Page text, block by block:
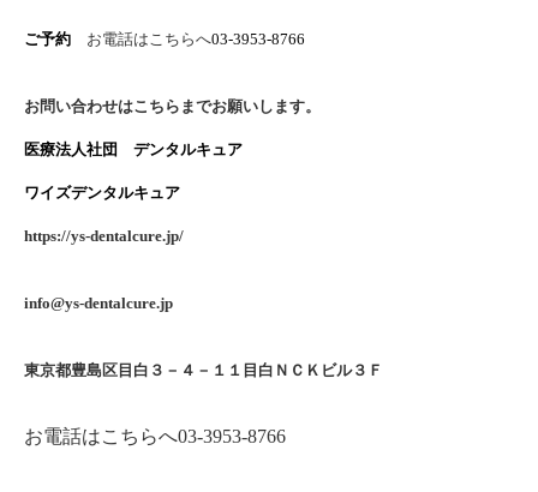
ご予約 お電話はこちらへ03-3953-8766
お問い合わせはこちらまでお願いします。
医療法人社団 デンタルキュア
ワイズデンタルキュア
https://ys-dentalcure.jp/
info@ys-dentalcure.jp
東京都豊島区目白３－４－１１目白ＮＣＫビル３Ｆ
お電話はこちらへ03-3953-8766